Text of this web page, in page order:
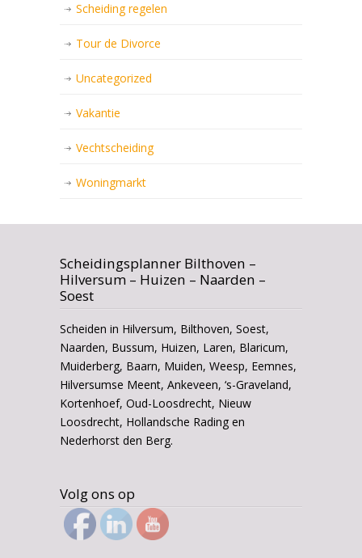
Scheiding regelen
Tour de Divorce
Uncategorized
Vakantie
Vechtscheiding
Woningmarkt
Scheidingsplanner Bilthoven –
Hilversum – Huizen – Naarden –
Soest
Scheiden in Hilversum, Bilthoven, Soest,
Naarden, Bussum, Huizen, Laren, Blaricum,
Muiderberg, Baarn, Muiden, Weesp, Eemnes,
Hilversumse Meent, Ankeveen, ‘s-Graveland,
Kortenhoef, Oud-Loosdrecht, Nieuw
Loosdrecht, Hollandsche Rading en
Nederhorst den Berg.
Volg ons op